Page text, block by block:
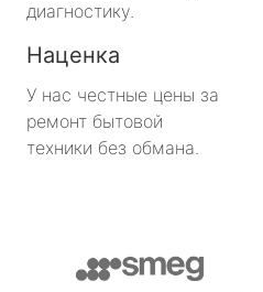
диагностику.
Наценка
У нас честные цены за
ремонт бытовой
техники без обмана.